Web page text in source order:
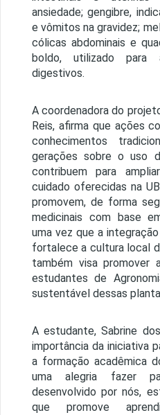
ansiedade; gengibre,
e vômitos na gravidez;
cólicas abdominais e
boldo, utilizado para
digestivos.
A coordenadora do
Reis, afirma que ações
conhecimentos
gerações sobre o uso
contribuem para
cuidado oferecidas na
promovem, de forma
medicinais com base
uma vez que a
fortalece a cultura local
também visa promover
estudantes de
sustentável dessas
A estudante, Sabrine
importância da iniciativa
a formação acadêmica
uma alegria fazer
desenvolvido por nós,
que promove